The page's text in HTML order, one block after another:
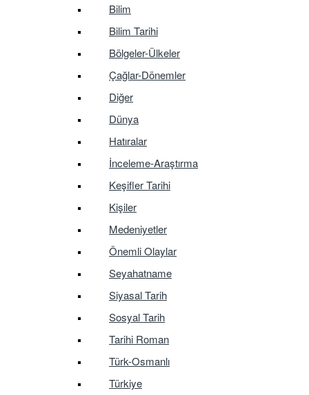
Bilim
Bilim Tarihi
Bölgeler-Ülkeler
Çağlar-Dönemler
Diğer
Dünya
Hatıralar
İnceleme-Araştırma
Keşifler Tarihi
Kişiler
Medeniyetler
Önemli Olaylar
Seyahatname
Siyasal Tarih
Sosyal Tarih
Tarihi Roman
Türk-Osmanlı
Türkiye